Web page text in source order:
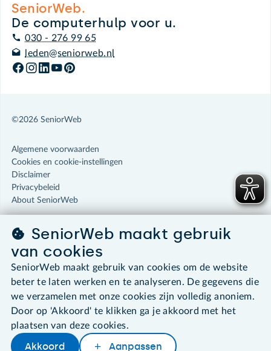
SeniorWeb.
De computerhulp voor u.
030 - 276 99 65
leden@seniorweb.nl
©2026 SeniorWeb
Algemene voorwaarden
Cookies en cookie-instellingen
Disclaimer
Privacybeleid
About SeniorWeb
SeniorWeb maakt gebruik
van cookies
SeniorWeb maakt gebruik van cookies om de website
beter te laten werken en te analyseren. De gegevens die
we verzamelen met onze cookies zijn volledig anoniem.
Door op 'Akkoord' te klikken ga je akkoord met het
plaatsen van deze cookies.
Akkoord Aanpassen